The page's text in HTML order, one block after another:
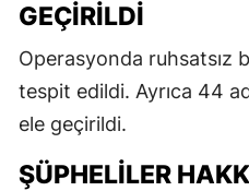
GEÇIRILDI
Operasyonda ruhsatsız
tespit edildi. Ayrıca 44
ele geçirildi.
ŞÜPHELILER